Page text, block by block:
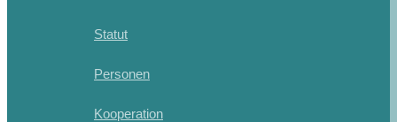
Statut
Personen
Kooperation